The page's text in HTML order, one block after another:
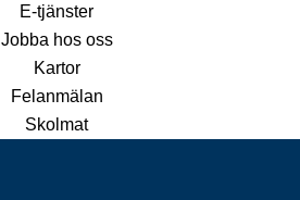
E-tjänster
Jobba hos oss
Kartor
Felanmälan
Skolmat